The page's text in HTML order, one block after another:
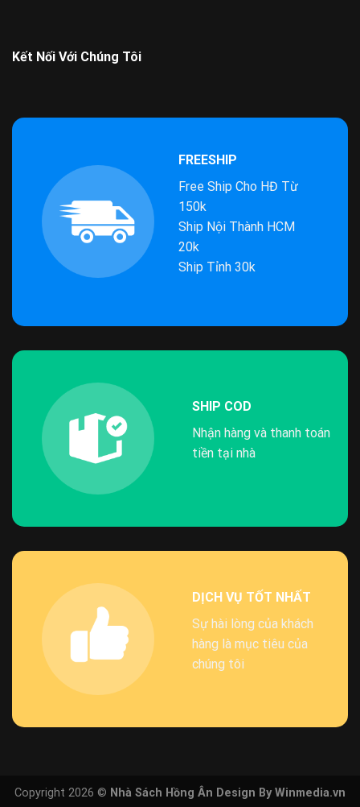
Kết Nối Với Chúng Tôi
FREESHIP
Free Ship Cho HĐ Từ
150k
Ship Nội Thành HCM
20k
Ship Tỉnh 30k
SHIP COD
Nhận hàng và thanh toán
tiền tại nhà
DỊCH VỤ TỐT NHẤT
Sự hài lòng của khách
hàng là mục tiêu của
chúng tôi
Copyright 2026 © Nhà Sách Hồng Ân Design By Winmedia.vn